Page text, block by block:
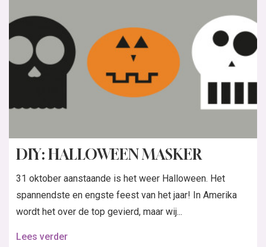
DIY: HALLOWEEN MASKER
31 oktober aanstaande is het weer Halloween. Het
spannendste en engste feest van het jaar! In Amerika
wordt het over de top gevierd, maar wij...
Lees verder